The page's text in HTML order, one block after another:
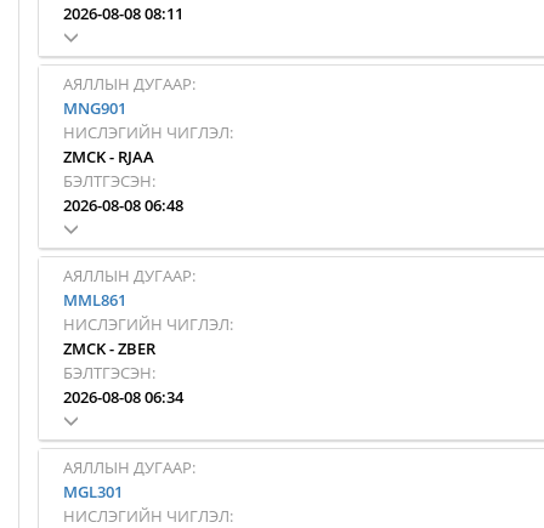
2026-08-08 08:11
АЯЛЛЫН ДУГААР:
MNG901
НИСЛЭГИЙН ЧИГЛЭЛ:
ZMCK- RJAA
БЭЛТГЭСЭН:
2026-08-08 06:48
АЯЛЛЫН ДУГААР:
MML861
НИСЛЭГИЙН ЧИГЛЭЛ:
ZMCK-ZBER
БЭЛТГЭСЭН:
2026-08-08 06:34
АЯЛЛЫН ДУГААР:
MGL301
НИСЛЭГИЙН ЧИГЛЭЛ: